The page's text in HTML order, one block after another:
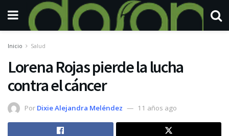
Inicio Salud
Lorena Rojas pierde la lucha
contra el cáncer
Por Dixie Alejandra Meléndez 11 años ago